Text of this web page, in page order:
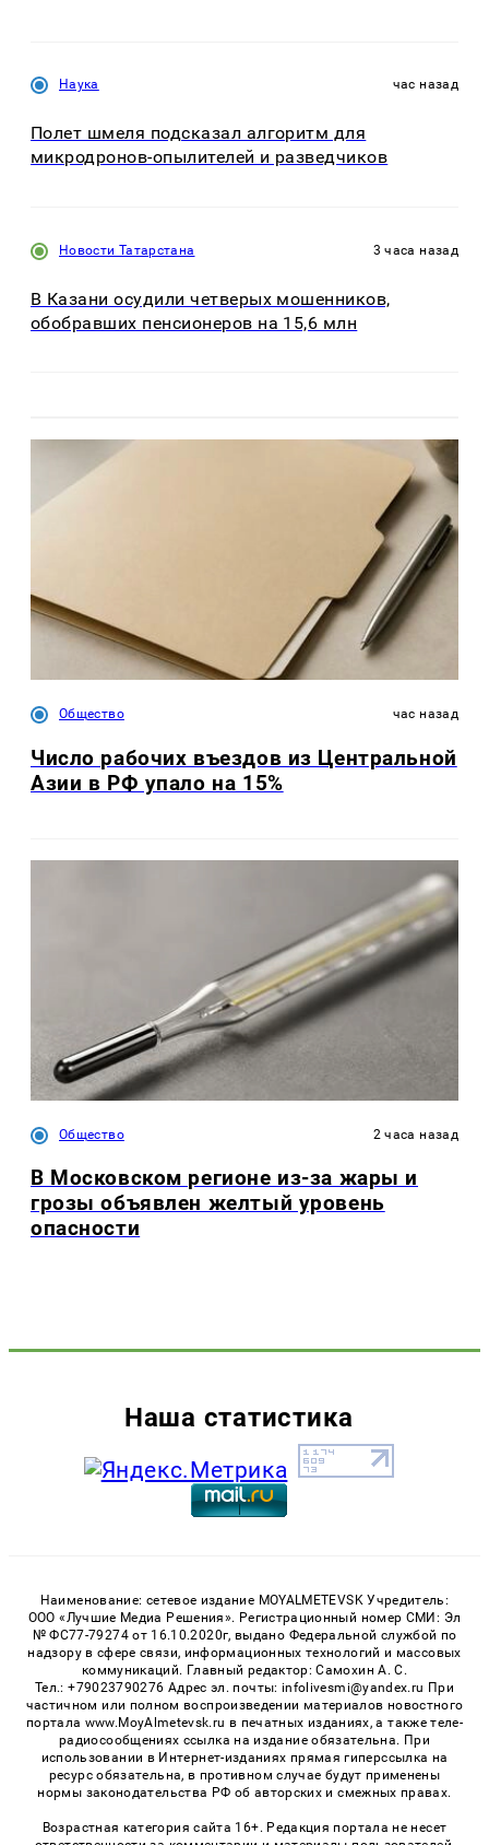
Наука час назад
Полет шмеля подсказал алгоритм для
микродронов-опылителей и разведчиков
Новости Татарстана 3 часа назад
В Казани осудили четверых мошенников,
обобравших пенсионеров на 15,6 млн
Общество час назад
Число рабочих въездов из Центральной
Азии в РФ упало на 15%
Общество 2 часа назад
В Московском регионе из-за жары и
грозы объявлен желтый уровень
опасности
Наша статистика
Наименование: сетевое издание MOYALMETEVSK Учредитель:
ООО «Лучшие Медиа Решения». Регистрационный номер СМИ: Эл
№ ФС77-79274 от 16.10.2020г, выдано Федеральной службой по
надзору в сфере связи, информационных технологий и массовых
коммуникаций. Главный редактор: Самохин А. С.
Тел.: +79023790276 Адрес эл. почты: infolivesmi@yandex.ru При
частичном или полном воспроизведении материалов новостного
портала www.MoyAlmetevsk.ru в печатных изданиях, а также теле-
радиосообщениях ссылка на издание обязательна. При
использовании в Интернет-изданиях прямая гиперссылка на
ресурс обязательна, в противном случае будут применены
нормы законодательства РФ об авторских и смежных правах.
Возрастная категория сайта 16+. Редакция портала не несет